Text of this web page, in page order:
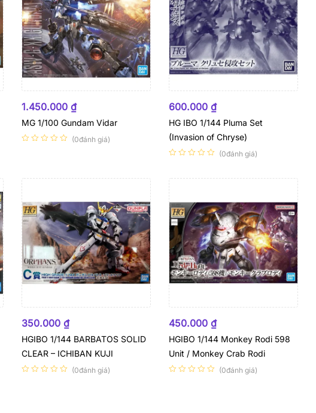
1.450.000 ₫
MG 1/100 Gundam Vidar
(0đánh giá)
600.000 ₫
HG IBO 1/144 Pluma Set
(Invasion of Chryse)
(0đánh giá)
350.000 ₫
HGIBO 1/144 BARBATOS SOLID
CLEAR – ICHIBAN KUJI
(0đánh giá)
450.000 ₫
HGIBO 1/144 Monkey Rodi 598
Unit / Monkey Crab Rodi
(0đánh giá)